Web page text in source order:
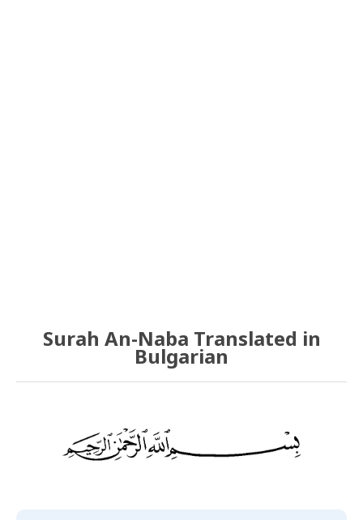
Surah An-Naba Translated in
Bulgarian